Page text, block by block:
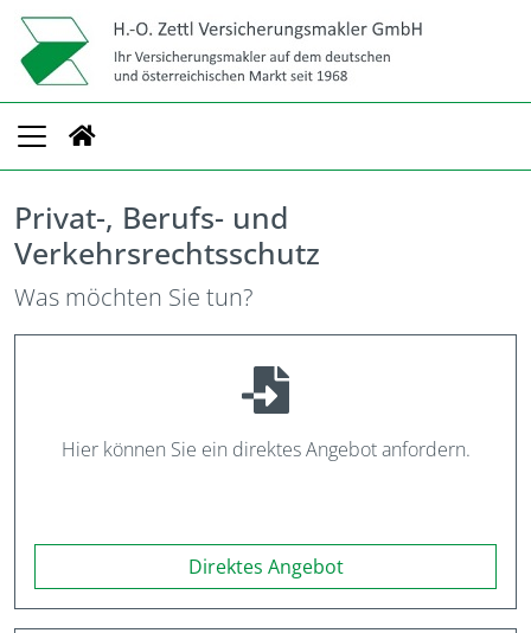
Privat-, Berufs- und
Verkehrsrechtsschutz
Was möchten Sie tun?
Hier können Sie ein direktes Angebot anfordern.
Direktes Angebot